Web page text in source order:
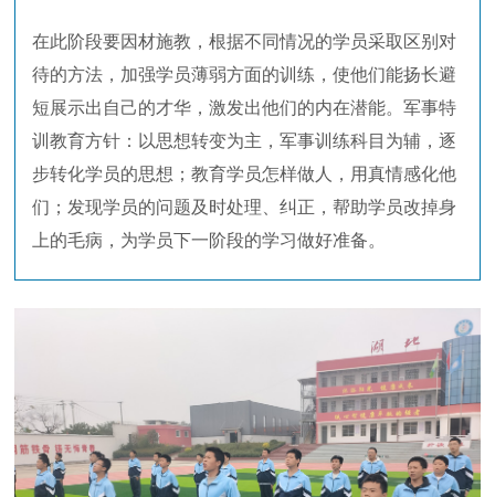
在此阶段要因材施教，根据不同情况的学员采取区别对
待的方法，加强学员薄弱方面的训练，使他们能扬长避
短展示出自己的才华，激发出他们的内在潜能。军事特
训教育方针：以思想转变为主，军事训练科目为辅，逐
步转化学员的思想；教育学员怎样做人，用真情感化他
们；发现学员的问题及时处理、纠正，帮助学员改掉身
上的毛病，为学员下一阶段的学习做好准备。